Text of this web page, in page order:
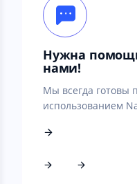
Нужна
нами!
Мы всегда готовы
использованием